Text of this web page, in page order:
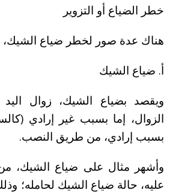
خطر الضياع أو التزوير
هناك عدة صور لخطر ضياع الشيك،
أ. ضياع الشيك
ويقصد بضياع الشيك، زوال
الزوال، إما بسبب غير إرادي
بسبب إرادي، من طريق النصب.
وأشهر مثال على ضياع الشيك،
عليه، حالة ضياع الشيك لحامله؛